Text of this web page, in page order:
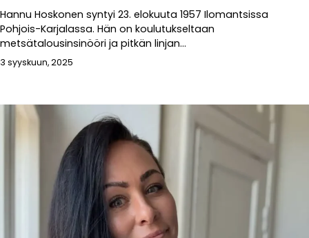
Hannu Hoskonen syntyi 23. elokuuta 1957 Ilomantsissa
Pohjois-Karjalassa. Hän on koulutukseltaan
metsätalousinsinööri ja pitkän linjan...
3 syyskuun, 2025